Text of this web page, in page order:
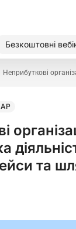
Безкоштовні
та